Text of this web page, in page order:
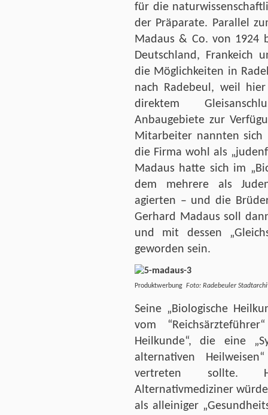
für die
der Präparate. Parallel
Madaus & Co. von 1924
Deutschland, Frankeich
die Möglichkeiten in
nach Radebeul, weil
direktem
Anbaugebiete zur
Mitarbeiter nannten sich
die Firma wohl als
Madaus hatte sich im
dem mehrere als
agierten – und die
Gerhard Madaus soll
und mit dessen
geworden sein.
Produktwerbung Foto: Radebeuler
Seine „Biologische
vom
Heilkunde“, die eine
alternativen
vertreten sollte.
Alternativmediziner
als alleiniger